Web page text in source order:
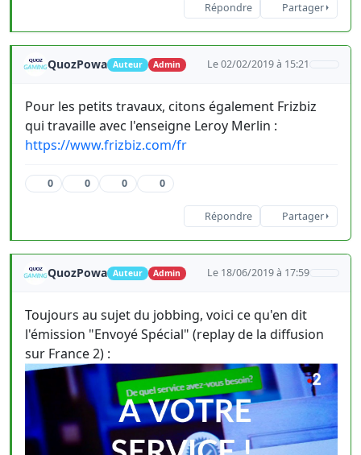
Répondre Partager
QuozPowa Auteur Admin Le 02/02/2019 à 15:21
Pour les petits travaux, citons également Frizbiz
qui travaille avec l'enseigne Leroy Merlin :
https://www.frizbiz.com/fr
0 0 0 0
Répondre Partager
QuozPowa Auteur Admin Le 18/06/2019 à 17:59
Toujours au sujet du jobbing, voici ce qu'en dit
l'émission "Envoyé Spécial" (replay de la diffusion
sur France 2) :